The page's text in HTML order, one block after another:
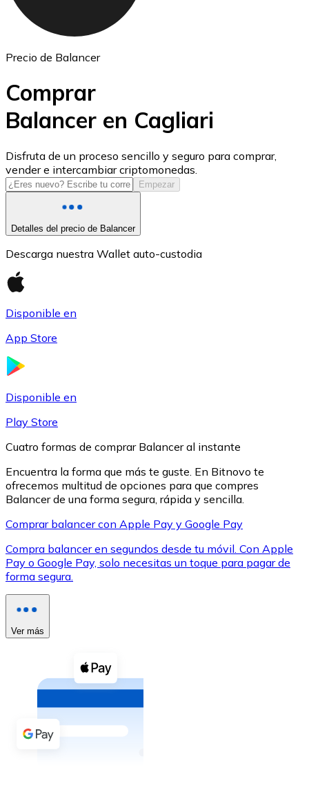
USD Coin
USDC
XRP
XRP
Ver todo
Compra criptomonedas con efectivo en tu tienda más
Comprar con efectivo
Transferencia SEPA
Precio de Balancer
Comprar
Balancer en Cagliari
Disfruta de un proceso sencillo y seguro para comprar,
vender e intercambiar criptomonedas.
Empezar
Detalles del precio de Balancer
Descarga nuestra Wallet auto-custodia
Disponible en
App Store
Disponible en
Play Store
Cuatro formas de comprar Balancer al instante
Encuentra la forma que más te guste. En Bitnovo te
ofrecemos multitud de opciones para que compres
Balancer de una forma segura, rápida y sencilla.
Comprar balancer con Apple Pay y Google Pay
Compra balancer en segundos desde tu móvil. Con Apple
Pay o Google Pay, solo necesitas un toque para pagar de
forma segura.
Ver más